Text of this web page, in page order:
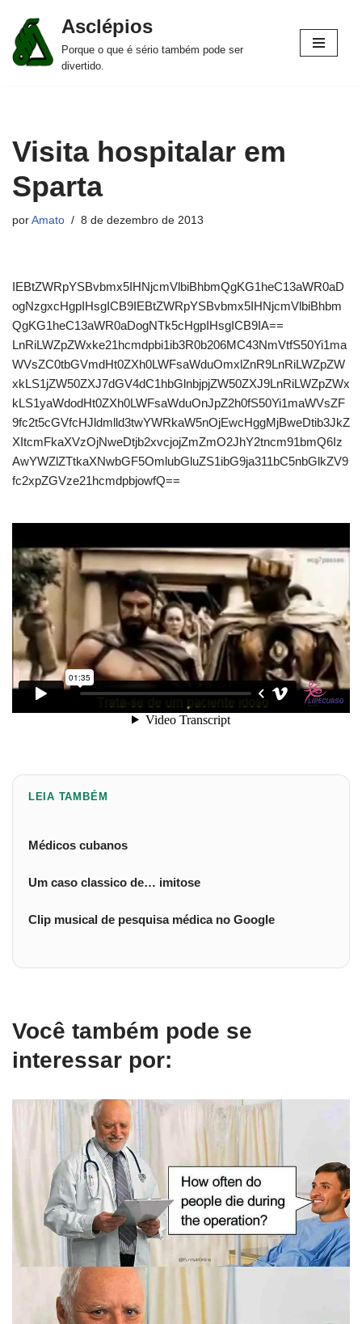
Pular
para
Asclépios
Porque o que é sério também pode ser
divertido.
Visita hospitalar em
Sparta
por Amato 8 de dezembro de 2013
IEBtZWRpYSBvbmx5IHNjcmVlbiBhbmQgKG1heC13aWR0aD
ogNzgxcHgpIHsgICB9IEBtZWRpYSBvbmx5IHNjcmVlbiBhbm
QgKG1heC13aWR0aDogNTk5cHgpIHsgICB9IA==
LnRiLWZpZWxke21hcmdpbi1ib3R0b206MC43NmVtfS50Yi1ma
WVsZC0tbGVmdHt0ZXh0LWFsaWduOmxlZnR9LnRiLWZpZW
xkLS1jZW50ZXJ7dGV4dC1hbGlnbjpjZW50ZXJ9LnRiLWZpZWx
kLS1yaWdodHt0ZXh0LWFsaWduOnJpZ2h0fS50Yi1maWVsZF
9fc2t5cGVfcHJldmlld3twYWRkaW5nOjEwcHggMjBweDtib3JkZ
XItcmFkaXVzOjNweDtjb2xvcjojZmZmO2JhY2tncm91bmQ6Iz
AwYWZlZTtkaXNwbGF5OmlubGluZS1ibG9ja311bC5nbGlkZV9
fc2xpZGVze21hcmdpbjowfQ==
LEIA TAMBÉM
Médicos cubanos
Um caso classico de… imitose
Clip musical de pesquisa médica no Google
Você também pode se
interessar por: